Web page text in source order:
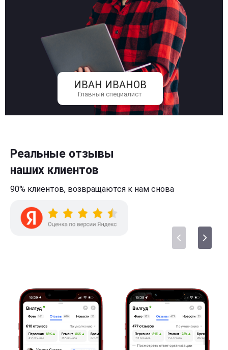
ИВАН ИВАНОВ
Главный специалист
Реальные отзывы
наших клиентов
90% клиентов, возвращаются к нам снова